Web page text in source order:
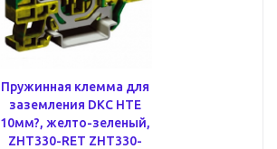
Пружинная клемма для
заземления DKC HTE
10мм?, желто-зеленый,
ZHT330-RET ZHT330-